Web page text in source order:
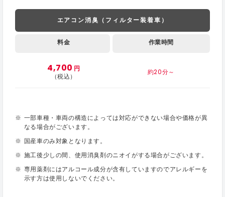
エアコン消臭（フィルター装着車）
料金 作業時間
4,700 円
（税込）
約20分～
一部車種・車両の構造によっては対応ができない場合や価格が異
なる場合がございます。
国産車のみ対象となります。
施工後少しの間、使用消臭剤のニオイがする場合がございます。
専用薬剤にはアルコール成分が含有していますのでアレルギーを
示す方は使用しないでください。